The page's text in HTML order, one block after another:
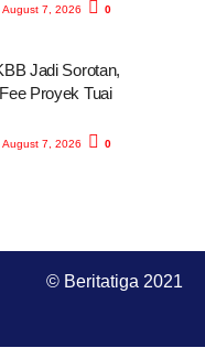
August 7, 2026 0
Jadi Sorotan,
Proyek Tuai
August 7, 2026 0
© Beritatiga 2021